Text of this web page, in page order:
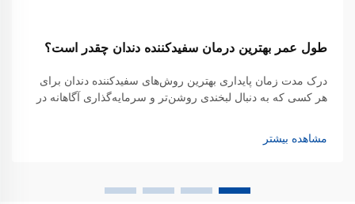
طول عمر بهترین درمان سفیدکننده دندان چقدر است؟
درک مدت زمان پایداری بهترین روش‌های سفیدکننده دندان برای
هر کسی که به دنبال لبخندی روشن‌تر و سرمایه‌گذاری آگاهانه در
که نتایج سفیدکردن دندان پابرجا می‌ماند، به‌طور قابل توجهی بسته
به عوامل مختلف متفاوت است...
مشاهده بیشتر